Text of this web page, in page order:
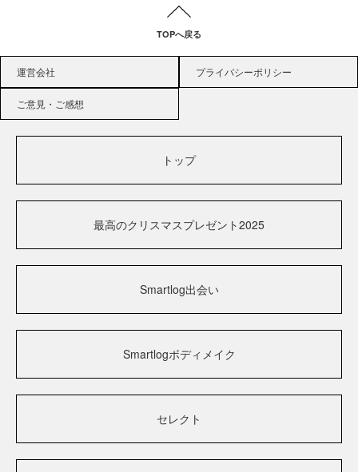
TOPへ戻る
運営会社 プライバシーポリシー
ご意見・ご感想
トップ
最高のクリスマスプレゼント2025
Smartlog出会い
Smartlogボディメイク
セレクト